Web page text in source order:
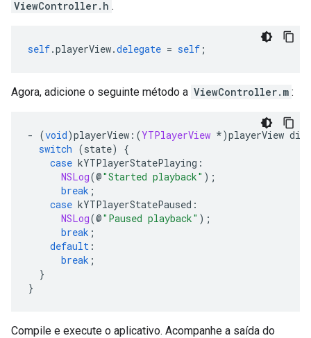
ViewController.h .
self.playerView.delegate = self ;
Agora, adicione o seguinte método a ViewController.m :
- (void)playerView :(YTPlayerView *)playerView
switch (state)
{
case kYTPlayerStatePlaying :
NSLog(@"Started playback" );
break ;
case kYTPlayerStatePaused :
NSLog(@"Paused playback" );
break ;
default :
break ;
}
}
Compile e execute o aplicativo. Acompanhe a saída do